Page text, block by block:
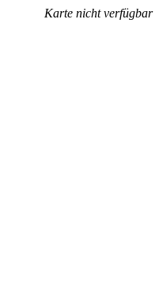
Karte nicht verfügbar